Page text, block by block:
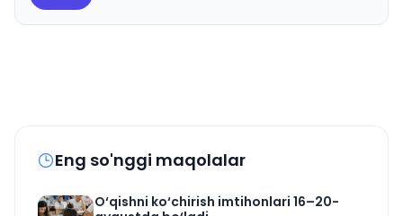
Eng so'nggi maqolalar
O‘qishni ko‘chirish imtihonlari 16–20-